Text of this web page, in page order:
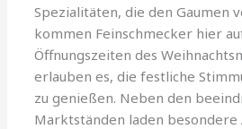
Spezialitäten, die den Gaumen
kommen Feinschmecker hier
Öffnungszeiten des
erlauben es, die festliche
zu genießen. Neben den
Marktständen laden